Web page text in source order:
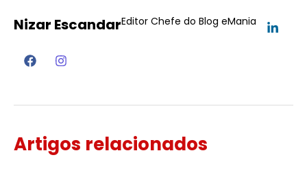
Nizar EscandarEditor Chefe do Blog eMania
Artigos relacionados